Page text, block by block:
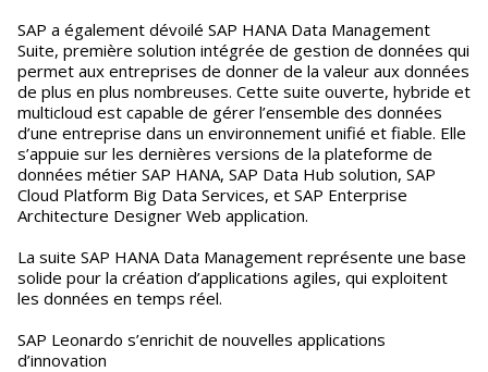
SAP a également dévoilé SAP HANA Data Management
Suite, première solution intégrée de gestion de données qui
permet aux entreprises de donner de la valeur aux données
de plus en plus nombreuses. Cette suite ouverte, hybride et
multicloud est capable de gérer l’ensemble des données
d’une entreprise dans un environnement unifié et fiable. Elle
s’appuie sur les dernières versions de la plateforme de
données métier SAP HANA, SAP Data Hub solution, SAP
Cloud Platform Big Data Services, et SAP Enterprise
Architecture Designer Web application.
La suite SAP HANA Data Management représente une base
solide pour la création d’applications agiles, qui exploitent
les données en temps réel.
SAP Leonardo s’enrichit de nouvelles applications
d’innovation